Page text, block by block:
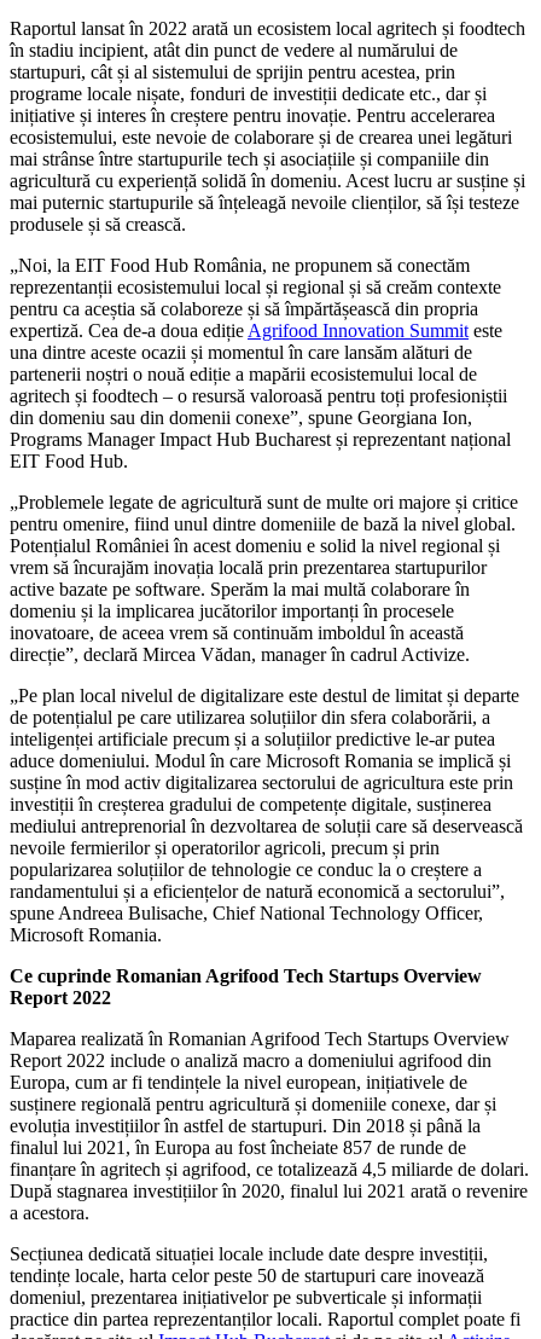
Raportul lansat în 2022 arată un ecosistem local agritech și foodtech
în stadiu incipient, atât din punct de vedere al numărului de
startupuri, cât și al sistemului de sprijin pentru acestea, prin
programe locale nișate, fonduri de investiții dedicate etc., dar și
inițiative și interes în creștere pentru inovație. Pentru accelerarea
ecosistemului, este nevoie de colaborare și de crearea unei legături
mai strânse între startupurile tech și asociațiile și companiile din
agricultură cu experiență solidă în domeniu. Acest lucru ar susține și
mai puternic startupurile să înțeleagă nevoile clienților, să își testeze
produsele și să crească.
„Noi, la EIT Food Hub România, ne propunem să conectăm
reprezentanții ecosistemului local și regional și să creăm contexte
pentru ca aceștia să colaboreze și să împărtășească din propria
expertiză. Cea de-a doua ediție Agrifood Innovation Summit este
una dintre aceste ocazii și momentul în care lansăm alături de
partenerii noștri o nouă ediție a mapării ecosistemului local de
agritech și foodtech – o resursă valoroasă pentru toți profesioniștii
din domeniu sau din domenii conexe”, spune Georgiana Ion,
Programs Manager Impact Hub Bucharest și reprezentant național
EIT Food Hub.
„Problemele legate de agricultură sunt de multe ori majore și critice
pentru omenire, fiind unul dintre domeniile de bază la nivel global.
Potențialul României în acest domeniu e solid la nivel regional și
vrem să încurajăm inovația locală prin prezentarea startupurilor
active bazate pe software. Sperăm la mai multă colaborare în
domeniu și la implicarea jucătorilor importanți în procesele
inovatoare, de aceea vrem să continuăm imboldul în această
direcție”, declară Mircea Vădan, manager în cadrul Activize.
„Pe plan local nivelul de digitalizare este destul de limitat și departe
de potențialul pe care utilizarea soluțiilor din sfera colaborării, a
inteligenței artificiale precum și a soluțiilor predictive le-ar putea
aduce domeniului. Modul în care Microsoft Romania se implică și
susține în mod activ digitalizarea sectorului de agricultura este prin
investiții în creșterea gradului de competențe digitale, susținerea
mediului antreprenorial în dezvoltarea de soluții care să deservească
nevoile fermierilor și operatorilor agricoli, precum și prin
popularizarea soluțiilor de tehnologie ce conduc la o creștere a
randamentului și a eficiențelor de natură economică a sectorului”,
spune Andreea Bulisache, Chief National Technology Officer,
Microsoft Romania.
Ce cuprinde Romanian Agrifood Tech Startups Overview
Report 2022
Maparea realizată în Romanian Agrifood Tech Startups Overview
Report 2022 include o analiză macro a domeniului agrifood din
Europa, cum ar fi tendințele la nivel european, inițiativele de
susținere regională pentru agricultură și domeniile conexe, dar și
evoluția investițiilor în astfel de startupuri. Din 2018 și până la
finalul lui 2021, în Europa au fost încheiate 857 de runde de
finanțare în agritech și agrifood, ce totalizează 4,5 miliarde de dolari.
După stagnarea investițiilor în 2020, finalul lui 2021 arată o revenire
a acestora.
Secțiunea dedicată situației locale include date despre investiții,
tendințe locale, harta celor peste 50 de startupuri care inovează
domeniul, prezentarea inițiativelor pe subverticale și informații
practice din partea reprezentanților locali. Raportul complet poate fi